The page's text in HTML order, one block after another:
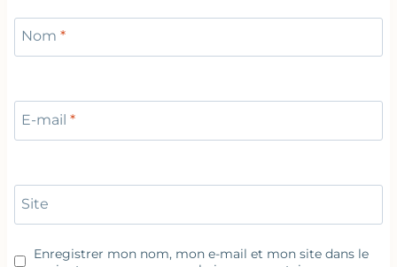
Nom *
E-mail *
Site
Enregistrer mon nom, mon e-mail et mon site dans le